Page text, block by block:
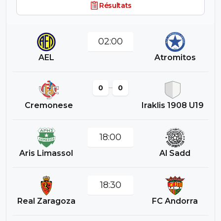
Résultats
AEL
02:00
Atromitos
Cremonese
0 0
Iraklis 1908 U19
Aris Limassol
18:00
Al Sadd
Real Zaragoza
18:30
FC Andorra